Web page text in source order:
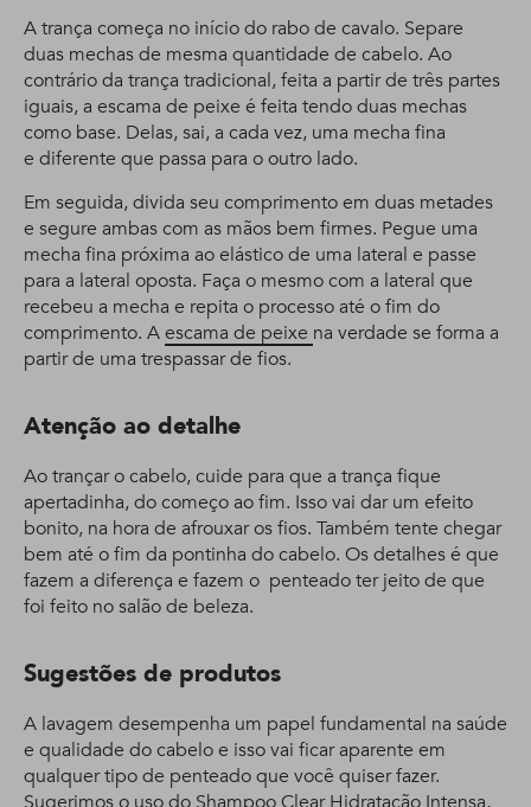
A trança começa no início do rabo de cavalo. Separe
duas mechas de mesma quantidade de cabelo. Ao
contrário da trança tradicional, feita a partir de três partes
iguais, a escama de peixe é feita tendo duas mechas
como base. Delas, sai, a cada vez, uma mecha fina
e diferente que passa para o outro lado.
Em seguida, divida seu comprimento em duas metades
e segure ambas com as mãos bem firmes. Pegue uma
mecha fina próxima ao elástico de uma lateral e passe
para a lateral oposta. Faça o mesmo com a lateral que
recebeu a mecha e repita o processo até o fim do
comprimento. Aescama de peixe na verdade se forma a
partir de uma trespassar de fios.
Atenção ao detalhe
Ao trançar o cabelo, cuide para que a trança fique
apertadinha, do começo ao fim. Isso vai dar um efeito
bonito, na hora de afrouxar os fios. Também tente chegar
bem até o fim da pontinha do cabelo. Os detalhes é que
fazem a diferença e fazem o penteado ter jeito de que
foi feito no salão de beleza.
Sugestões de produtos
A lavagem desempenha um papel fundamental na saúde
e qualidade do cabelo e isso vai ficar aparente em
qualquer tipo de penteado que você quiser fazer.